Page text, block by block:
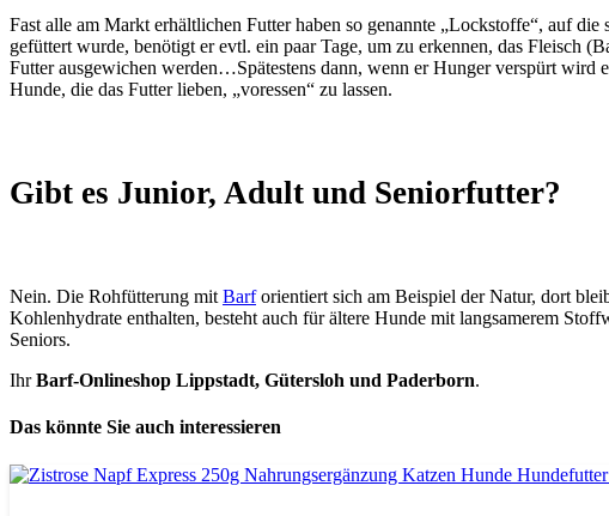
Fast alle am Markt erhältlichen Futter haben so genannte „Lockstoffe“, auf
gefüttert wurde, benötigt er evtl. ein paar Tage, um zu erkennen, das Fleisch
Futter ausgewichen werden…Spätestens dann, wenn er Hunger verspürt wird
Hunde, die das Futter lieben, „voressen“ zu lassen.
Gibt es Junior, Adult und Seniorfutter?
Nein. Die Rohfütterung mit Barforientiert sich am Beispiel der Natur, dort
Kohlenhydrate enthalten, besteht auch für ältere Hunde mit langsamerem
Seniors.
IhrBarf-Onlineshop Lippstadt, Gütersloh und Paderborn.
Das könnte Sie auch interessieren